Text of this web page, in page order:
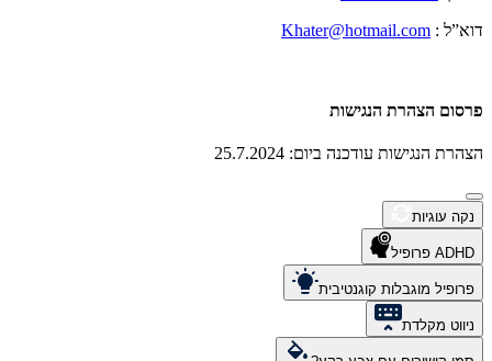
דוא”ל : Khater@hotmail.com
פרסום הצהרת הנגישות
הצהרת הנגישות עודכנה ביום: 25.7.2024
נקה עוגיות
ADHD פרופיל
פרופיל מוגבלות קוגנטיבית
ניווט מקלדת